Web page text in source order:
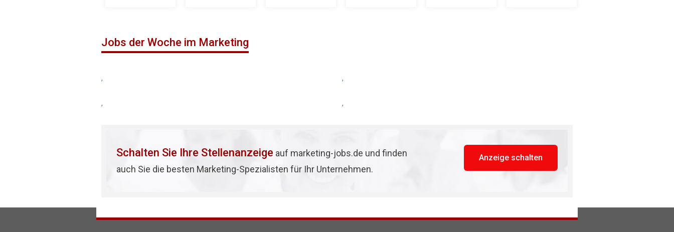
Jobs der Woche im Marketing
, ,
, ,
Schalten Sie Ihre Stellenanzeige auf marketing-jobs.de und finden
auch Sie die besten Marketing-Spezialisten für Ihr Unternehmen.
Anzeige schalten